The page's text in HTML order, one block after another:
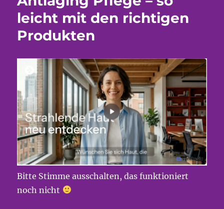
leicht mit den richtigen
Produkten
Bitte Stimme ausschalten, das funktioniert
noch nicht